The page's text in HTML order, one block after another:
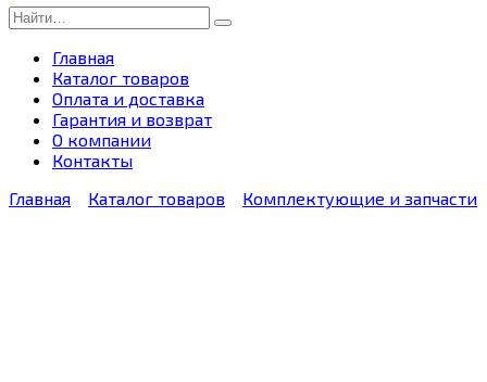
Search
for:
Главная
Каталог товаров
Оплата и доставка
Гарантия и возврат
О компании
Контакты
Главная
Каталог товаров Комплектующие и запчасти